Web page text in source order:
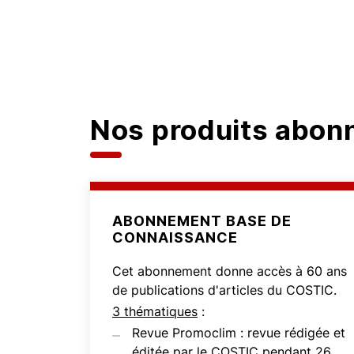
Nos produits
ABONNEMENT BASE DE
CONNAISSANCE
Cet abonnement donne accès à 60 ans
de publications d'articles du COSTIC.
3 thématiques :
Revue Promoclim : revue rédigée et